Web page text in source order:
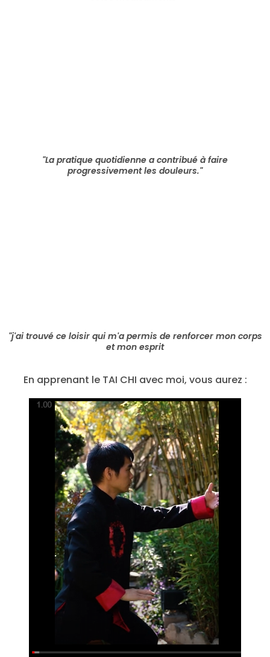
"La pratique quotidienne a contribué à faire
progressivement les douleurs."
"j'ai trouvé ce loisir qui m'a permis de renforcer mon corps
et mon esprit
En apprenant le TAI CHI avec moi, vous aurez :